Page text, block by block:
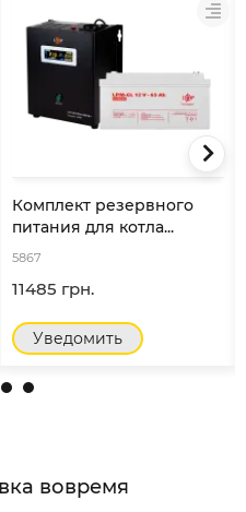
Комплект резервного
питания для котла...
5867
11485 грн.
Уведомить
вовремя